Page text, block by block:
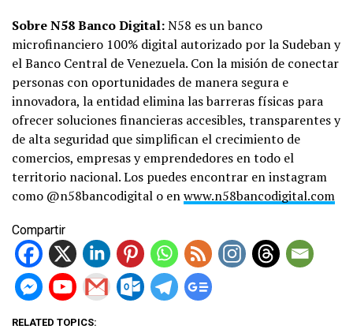
Sobre N58 Banco Digital:N58 es un banco
microfinanciero 100% digital autorizado por la Sudeban y
el Banco Central de Venezuela. Con la misión de conectar
personas con oportunidades de manera segura e
innovadora, la entidad elimina las barreras físicas para
ofrecer soluciones financieras accesibles, transparentes y
de alta seguridad que simplifican el crecimiento de
comercios, empresas y emprendedores en todo el
territorio nacional. Los puedes encontrar en instagram
como @n58bancodigital o enwww.n58bancodigital.com
Compartir
RELATED TOPICS: